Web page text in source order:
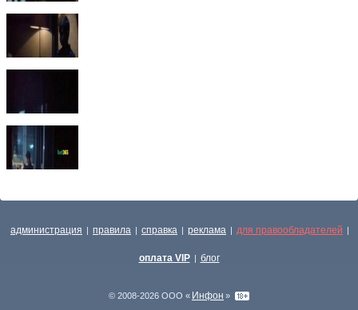
администрация | правила | справка | реклама | для правообладателей |
оплата VIP | блог
© 2008-2026 ООО « Инфон »